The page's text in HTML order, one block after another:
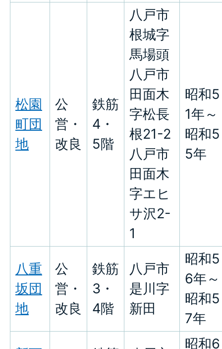
松園
町団
地
公
営・
改良
鉄筋
4・
5階
八戸市
根城字
馬場頭
八戸市
田面木
字松長
根21-2
八戸市
田面木
字エヒ
サ沢2-
1
昭和5
1年～
昭和5
5年
八重
坂団
地
公
営・
改良
鉄筋
3・
4階
八戸市
是川字
新田
昭和5
6年～
昭和5
7年
昭和6